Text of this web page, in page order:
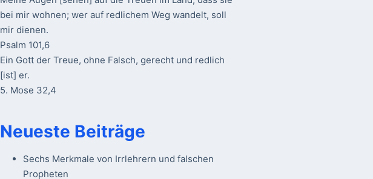
bei mir wohnen; wer auf redlichem Weg wandelt, soll
mir dienen.
Psalm 101,6
Ein Gott der Treue, ohne Falsch, gerecht und redlich
[ist] er.
5. Mose 32,4
Neueste Beiträge
Sechs Merkmale von Irrlehrern und falschen
Propheten